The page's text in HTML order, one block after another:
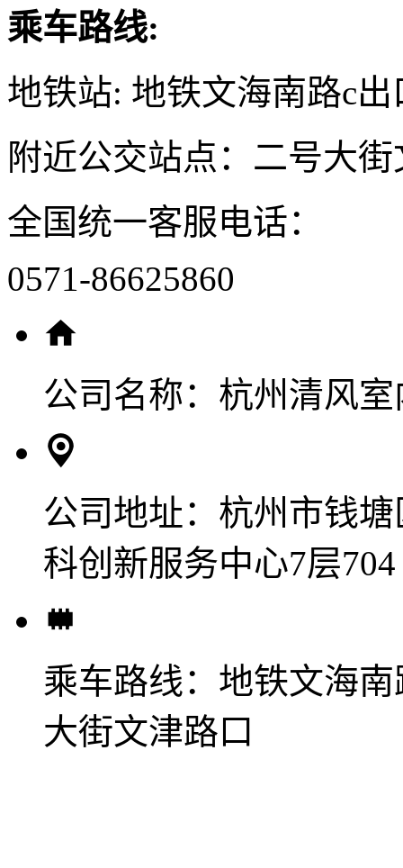
乘车路线:
地铁站: 地铁文海南路c出
附近公交站点：二号大
全国统一客服电话：
0571-86625860
公司名称： 杭州清风
公司地址： 杭州市钱
科创新服务中心7层704
乘车路线： 地铁文海
大街文津路口